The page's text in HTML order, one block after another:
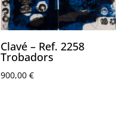
Clavé – Ref. 2258
Trobadors
900,00€